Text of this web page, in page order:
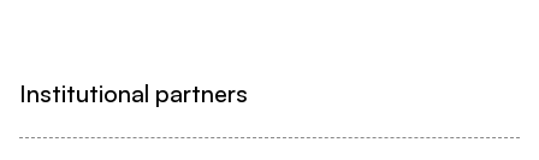
Institutional partners